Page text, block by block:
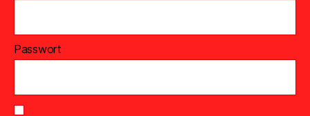
Passwort